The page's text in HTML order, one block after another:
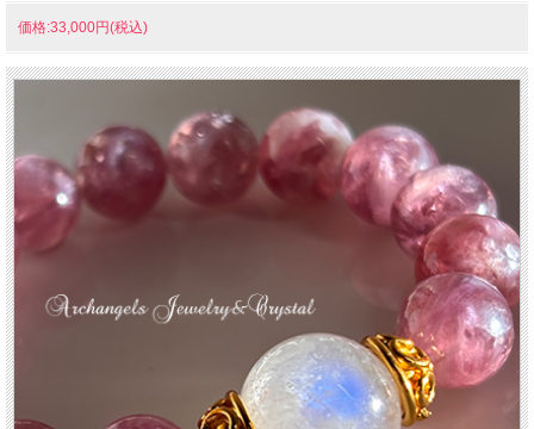
価格:33,000円(税込)